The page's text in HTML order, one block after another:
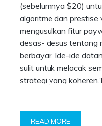
(sebelumnya $20)
algoritme dan prestise
mengusulkan fitur
desas- desus tentang
berbayar. Ide-ide
sulit untuk melacak
strategi yang
READ MORE